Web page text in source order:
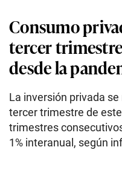
Consumo
tercer
desde la
La inversión privada se
tercer trimestre de
trimestres
1% interanual, según